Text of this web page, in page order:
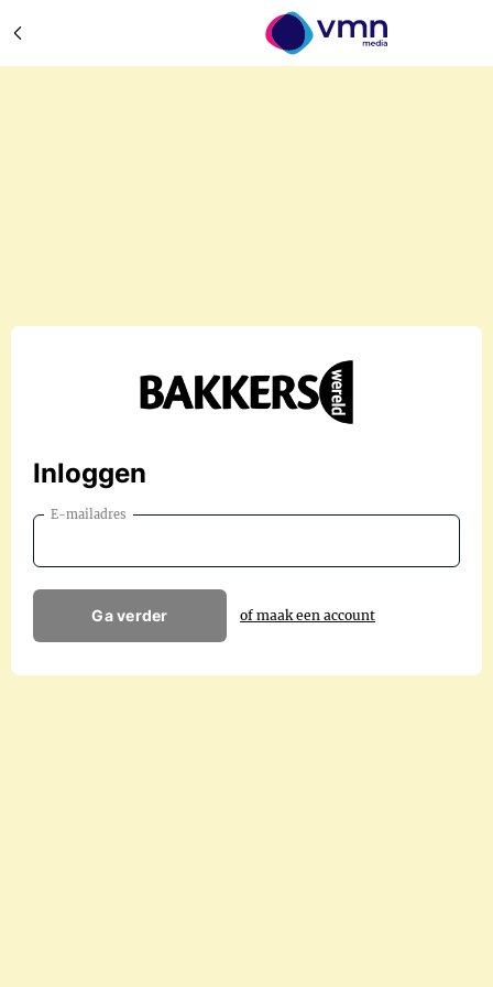
Inloggen
E-mailadres
Ga verder of maak een account